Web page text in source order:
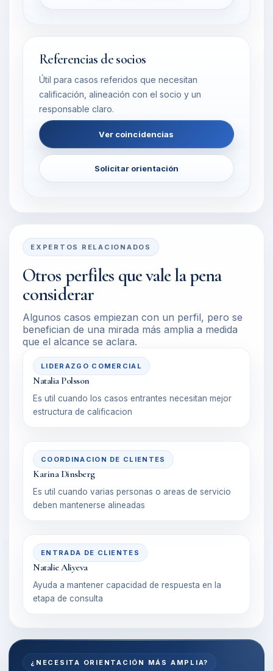
Referencias de socios
Útil para casos referidos que necesitan
calificación, alineación con el socio y un
responsable claro.
Ver coincidencias
Solicitar orientación
EXPERTOS RELACIONADOS
Otros perfiles que vale la pena
considerar
Algunos casos empiezan con un perfil, pero se
benefician de una mirada más amplia a medida
que el alcance se aclara.
LIDERAZGO COMERCIAL
Natalia Polsson
Es util cuando los casos entrantes necesitan mejor
estructura de calificacion
COORDINACION DE CLIENTES
Karina Dinsberg
Es util cuando varias personas o areas de servicio
deben mantenerse alineadas
ENTRADA DE CLIENTES
Natalie Aliyeva
Ayuda a mantener capacidad de respuesta en la
etapa de consulta
¿NECESITA ORIENTACIÓN MÁS AMPLIA?